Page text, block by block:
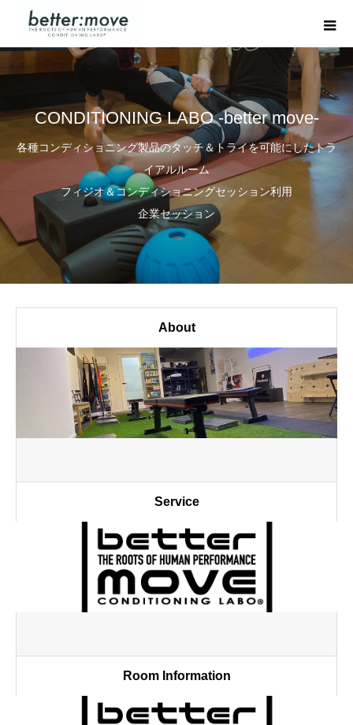
CONDITIONING LABO -better move-
各種コンディショニング製品のタッチ＆トライを可能にしたトラ
イアルルーム
フィジオ＆コンディショニングセッション利用
企業セッション
About
Service
Room Information